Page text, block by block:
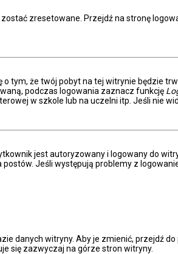
zresetowane. Przejdź na stronę
tym, że twój pobyt na tej witrynie będzie
podczas logowania zaznacz funkcję
w szkole lub na uczelni itp. Jeśli nie
jest autoryzowany i logowany do
Jeśli występują problemy z
danych witryny. Aby je zmienić, przejdź
się zazwyczaj na górze stron witryny.